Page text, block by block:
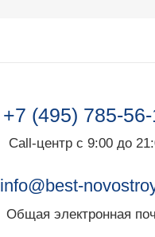
+7 (495) 785-
Call-центр с 9:00 до
info@best-
Общая электронная